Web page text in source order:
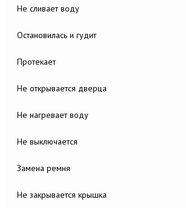
Не сливает воду
Остановилась и гудит
Протекает
Не открывается дверца
Не нагревает воду
Не выключается
Замена ремня
Не закрывается крышка